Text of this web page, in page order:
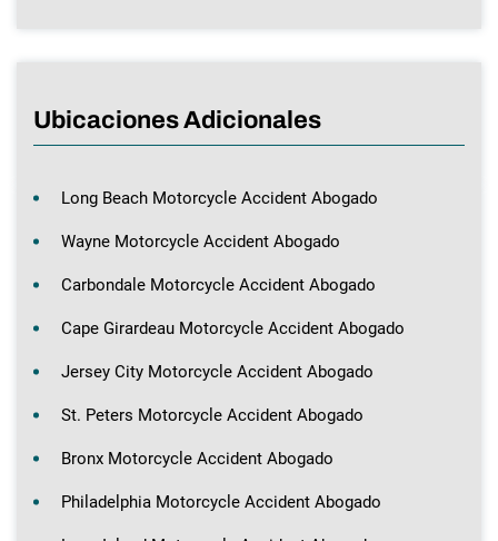
Ubicaciones Adicionales
Long Beach Motorcycle Accident Abogado
Wayne Motorcycle Accident Abogado
Carbondale Motorcycle Accident Abogado
Cape Girardeau Motorcycle Accident Abogado
Jersey City Motorcycle Accident Abogado
St. Peters Motorcycle Accident Abogado
Bronx Motorcycle Accident Abogado
Philadelphia Motorcycle Accident Abogado